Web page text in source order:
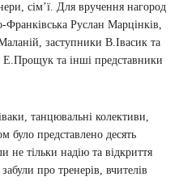
сім’ї. Для вручення нагород
Франківська Руслан Марцінків,
заступники В.Івасик та
та інші представники
танцювальні колективи,
було представлено десять
не тільки надію та відкриття
про тренерів, вчителів